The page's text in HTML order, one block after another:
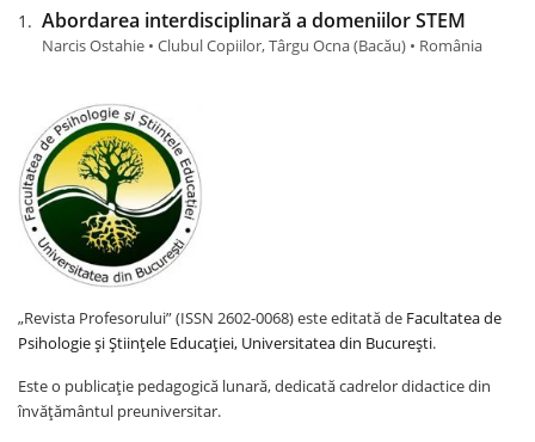
Abordarea interdisciplinară a domeniilor STEM
Narcis Ostahie • Clubul Copiilor, Târgu Ocna (Bacău) • România
„Revista Profesorului” (ISSN 2602-0068) este editată de Facultatea de
Psihologie și Științele Educației, Universitatea din București.
Este o publicație pedagogică lunară, dedicată cadrelor didactice din
învățământul preuniversitar.